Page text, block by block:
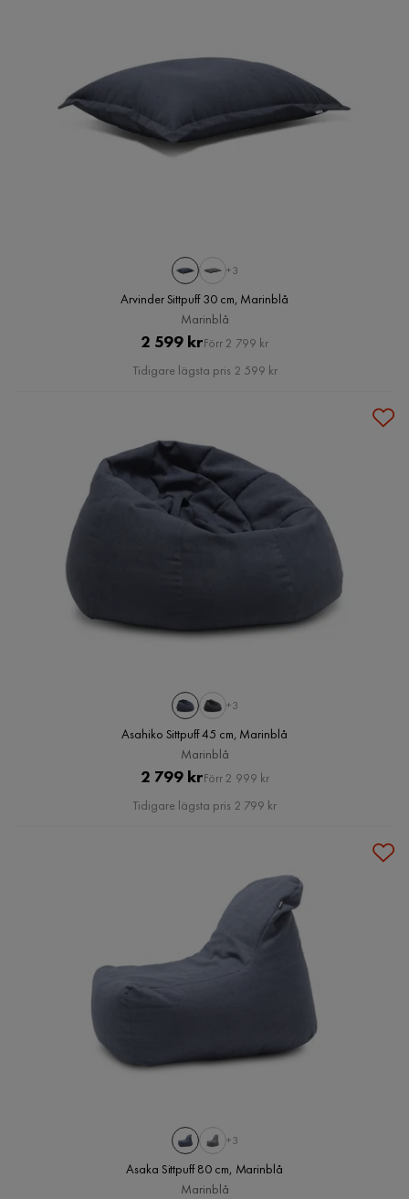
+3
Arvinder Sittpuff 30 cm, Marinblå
Marinblå
Pris
2 599 krOriginal
Pris
Förr 2 799 kr
Tidigare lägsta pris 2 599 kr
+3
Asahiko Sittpuff 45 cm, Marinblå
Marinblå
Pris
2 799 krOriginal
Pris
Förr 2 999 kr
Tidigare lägsta pris 2 799 kr
+3
Asaka Sittpuff 80 cm, Marinblå
Marinblå